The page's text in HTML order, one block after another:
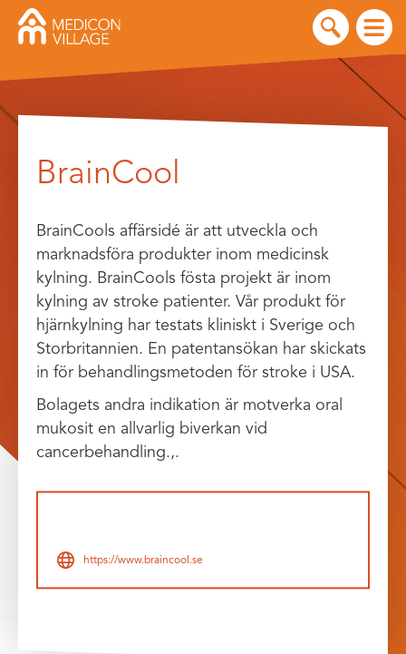
contentBrainCool
BrainCools affärsidé är att utveckla och
marknadsföra produkter inom medicinsk
kylning. BrainCools fösta projekt är inom
kylning av stroke patienter. Vår produkt för
hjärnkylning har testats kliniskt i Sverige och
Storbritannien. En patentansökan har skickats
in för behandlingsmetoden för stroke i USA.
Bolagets andra indikation är motverka oral
mukosit en allvarlig biverkan vid
cancerbehandling.,.
https://www.braincool.se